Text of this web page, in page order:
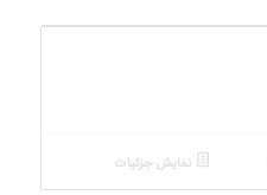
نمایش جزئیات